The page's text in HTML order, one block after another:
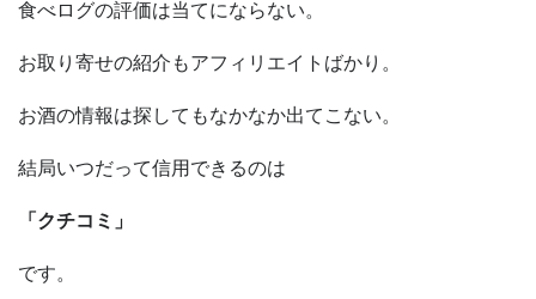
食べログの評価は当てにならない。
お取り寄せの紹介もアフィリエイトばかり。
お酒の情報は探してもなかなか出てこない。
結局いつだって信用できるのは
「クチコミ」
です。